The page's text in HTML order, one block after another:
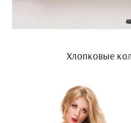
Хлопковые